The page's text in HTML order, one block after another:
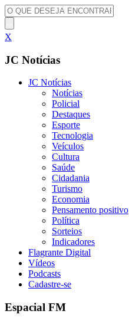
X
JC Notícias
JC Notícias
Notícias
Policial
Destaques
Esporte
Tecnologia
Veículos
Cultura
Saúde
Cidadania
Turismo
Economia
Pensamento positivo
Política
Sorteios
Indicadores
Flagrante Digital
Vídeos
Podcasts
Cadastre-se
Espacial FM